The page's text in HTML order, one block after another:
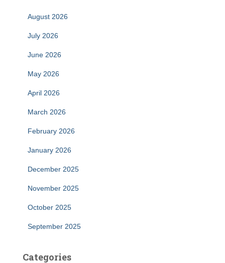
August 2026
July 2026
June 2026
May 2026
April 2026
March 2026
February 2026
January 2026
December 2025
November 2025
October 2025
September 2025
Categories